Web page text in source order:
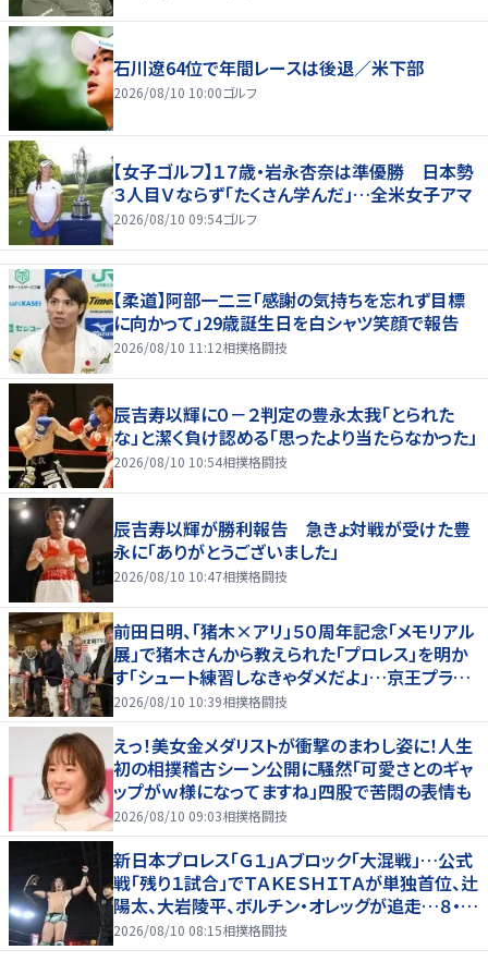
石川遼64位で年間レースは後退／米下部
2026/08/10 10:00ゴルフ
【女子ゴルフ】１７歳・岩永杏奈は準優勝 日本勢
３人目Ｖならず「たくさん学んだ」…全米女子アマ
2026/08/10 09:54ゴルフ
【柔道】阿部一二三「感謝の気持ちを忘れず目標
に向かって」29歳誕生日を白シャツ笑顔で報告
2026/08/10 11:12相撲格闘技
辰吉寿以輝に０－２判定の豊永太我「とられた
な」と潔く負け認める「思ったより当たらなかった」
2026/08/10 10:54相撲格闘技
辰吉寿以輝が勝利報告 急きょ対戦が受けた豊
永に「ありがとうございました」
2026/08/10 10:47相撲格闘技
前田日明、「猪木×アリ」５０周年記念「メモリアル
展」で猪木さんから教えられた「プロレス」を明か
す「シュート練習しなきゃダメだよ」…京王プラザ
ホテルで３１日まで
2026/08/10 10:39相撲格闘技
えっ！美女金メダリストが衝撃のまわし姿に！人生
初の相撲稽古シーン公開に騒然「可愛さとのギャ
ップがｗ様になってますね」四股で苦悶の表情も
2026/08/10 09:03相撲格闘技
新日本プロレス「Ｇ１」Ａブロック「大混戦」…公式
戦「残り１試合」でＴＡＫＥＳＨＩＴＡが単独首位、辻
陽太、大岩陵平、ボルチン・オレッグが追走…８・９
群馬全成績
2026/08/10 08:15相撲格闘技